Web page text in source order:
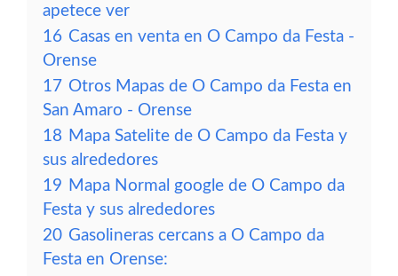
apetece ver
16 Casas en venta en O Campo da Festa -
Orense
17 Otros Mapas de O Campo da Festa en
San Amaro - Orense
18 Mapa Satelite de O Campo da Festa y
sus alrededores
19 Mapa Normal google de O Campo da
Festa y sus alrededores
20 Gasolineras cercans a O Campo da
Festa en Orense: